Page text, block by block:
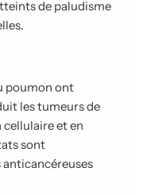
de paludisme
poumon ont
les tumeurs de
et en
sont